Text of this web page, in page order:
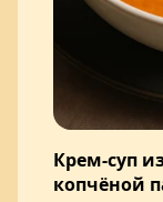
Крем-суп
копчёной